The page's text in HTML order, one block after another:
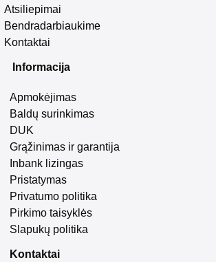
Atsiliepimai
Bendradarbiaukime
Kontaktai
Informacija
Apmokėjimas
Baldų surinkimas
DUK
Grąžinimas ir garantija
Inbank lizingas
Pristatymas
Privatumo politika
Pirkimo taisyklės
Slapukų politika
Kontaktai